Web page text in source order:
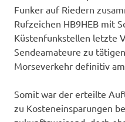
Funker auf Riedern
Rufzeichen HB9HEB mit
Küstenfunkstellen letzte
Sendeamateure zu
Morseverkehr definitiv
Somit war der erteilte
zu Kosteneinsparungen